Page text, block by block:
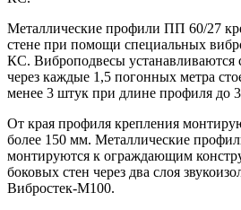
Металлические профили ПП 60/27
стене при помощи специальных
КС. Виброподвесы устанавливаются
через каждые 1,5 погонных метра
менее 3 штук при длине профиля до
От края профиля крепления
более 150 мм. Металлические
монтируются к ограждающим
боковых стен через два слоя
Вибростек-М100.